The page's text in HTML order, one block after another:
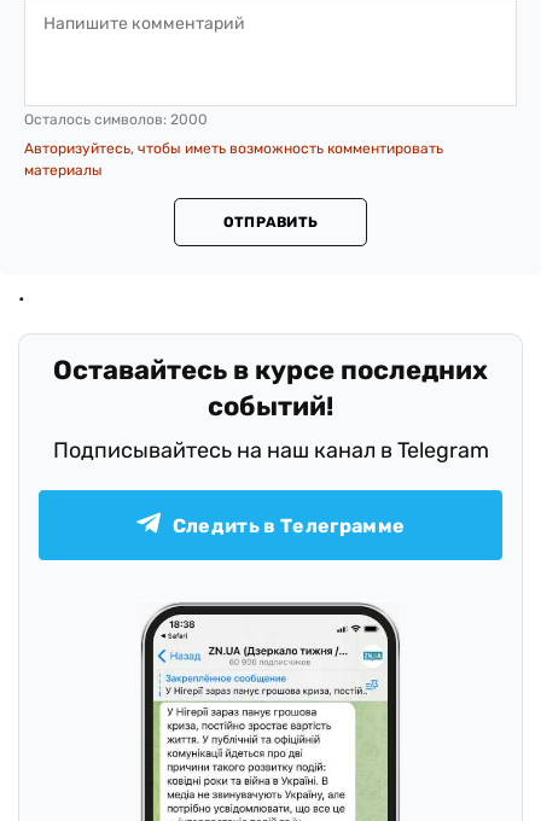
Осталось символов: 2000
Авторизуйтесь, чтобы иметь возможность комментировать
материалы
ОТПРАВИТЬ
Оставайтесь в курсе последних
событий!
Подписывайтесь на наш канал в Telegram
Следить в Телеграмме